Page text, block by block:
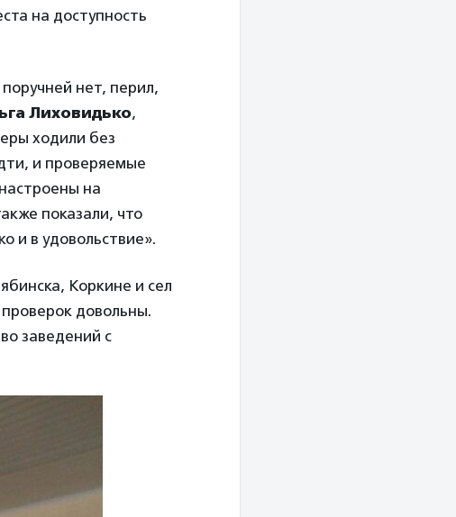
на доступность
нет, перил,
Лиховидько,
ходили без
и проверяемые
на
показали, что
и в удовольствие».
Коркине и сел
довольны.
заведений с